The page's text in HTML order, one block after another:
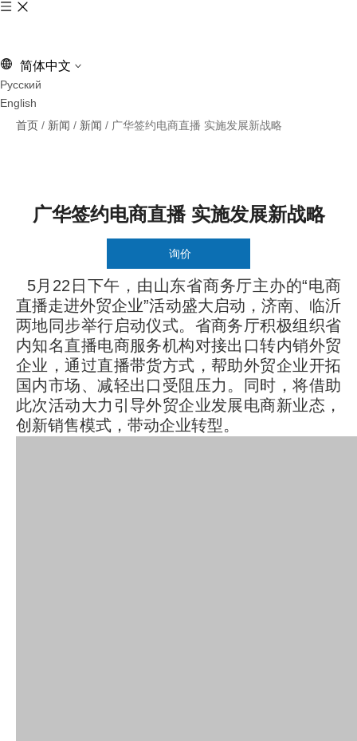
简体中文
Pусский
English
首页 / 新闻 / 新闻 / 广华签约电商直播 实施发展新战略
广华签约电商直播 实施发展新战略
询价
["facebook","twitter","line","wechat","linkedin","pinterest","whatsapp"]
5月22日下午，由山东省商务厅主办的“电商
直播走进外贸企业”活动盛大启动，济南、临沂
两地同步举行启动仪式。省商务厅积极组织省
内知名直播电商服务机构对接出口转内销外贸
企业，通过直播带货方式，帮助外贸企业开拓
国内市场、减轻出口受阻压力。同时，将借助
此次活动大力引导外贸企业发展电商新业态，
创新销售模式，带动企业转型。